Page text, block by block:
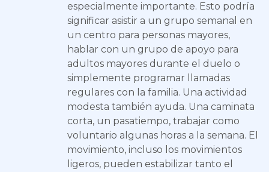
especialmente importante. Esto podría
significar asistir a un grupo semanal en
un centro para personas mayores,
hablar con un grupo de apoyo para
adultos mayores durante el duelo o
simplemente programar llamadas
regulares con la familia. Una actividad
modesta también ayuda. Una caminata
corta, un pasatiempo, trabajar como
voluntario algunas horas a la semana. El
movimiento, incluso los movimientos
ligeros, pueden estabilizar tanto el